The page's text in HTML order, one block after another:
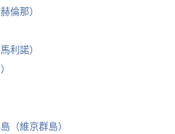
倫那）
利諾）
（維京群島）